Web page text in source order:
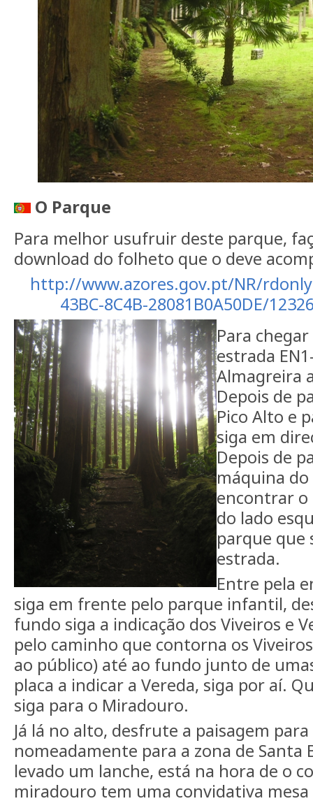
O Parque
Para melhor usufruir deste parque,
download do folheto que o deve
http://www.azores.gov.pt/NR/
43BC-8C4B-28081B0A50DE/
Para
estrada
Almagreira
Depois de
Pico Alto e
siga em
Depois de
máquina
encontrar o
do lado
parque que
estrada.
Entre pela
siga em frente pelo parque infantil,
fundo siga a indicação dos Viveiros e
pelo caminho que contorna os
ao público) até ao fundo junto de
placa a indicar a Vereda, siga por aí.
siga para o Miradouro.
Já lá no alto, desfrute a paisagem
nomeadamente para a zona de Santa
levado um lanche, está na hora de o
miradouro tem uma convidativa mesa